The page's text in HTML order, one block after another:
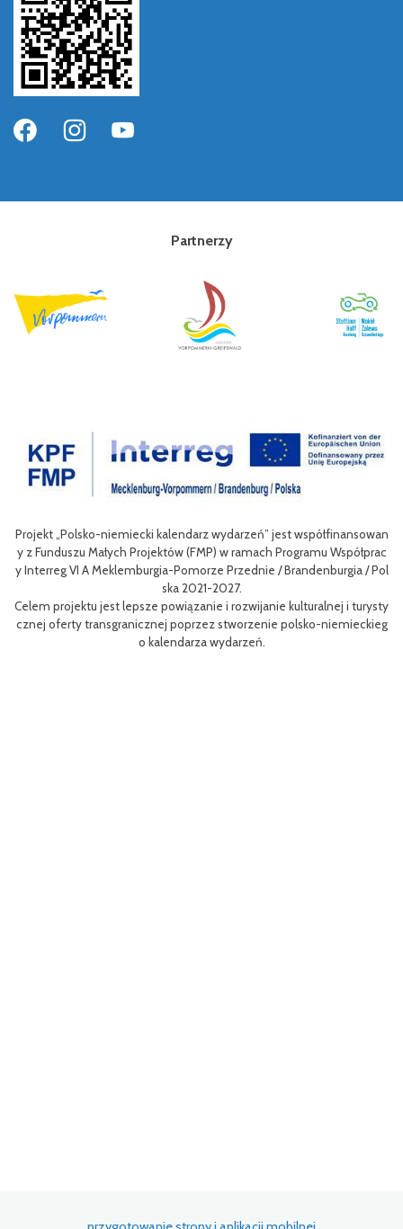
Partnerzy
/ Pol
i turysty
Celem III Polsko-Niemieckich Dni Turystyki Rowerowej jest
nie oferty turystycznej oraz ułatwienie transgranicznego
niej dla mieszkańców obszaru Euroregionu Pomerania jak i dla
w odwiedzających region.
Efektem planowanych działań jest przybliżenie zwykłym
m rowerów możliwości różnych tras oraz miejsc do zwiedzenia,
aangażowanie prawdziwych rowerowych pasjonatów w rozwój